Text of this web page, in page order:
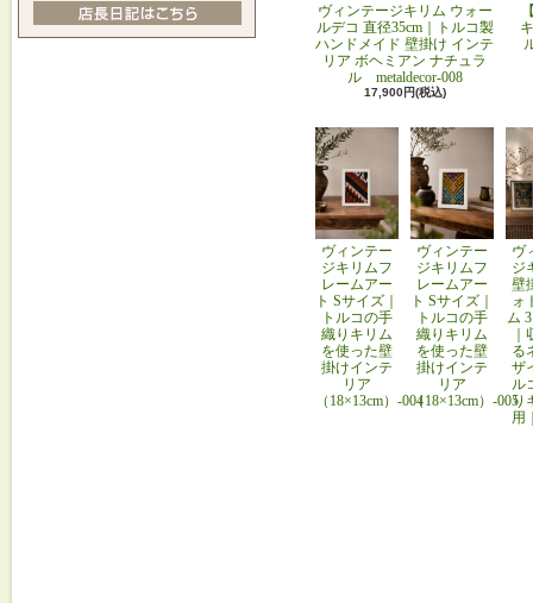
ヴィンテージキリム ウォー
ルデコ 直径35cm｜トルコ製
ハンドメイド 壁掛け インテ
リア ボヘミアン ナチュラ
ル metaldecor-008
17,900円(税込)
ヴィンテー
ジキリムフ
レームアー
ト Sサイズ｜
トルコの手
織りキリム
を使った壁
掛けインテ
リア
（18×13cm）-004
ヴィンテー
ジキリムフ
レームアー
ト Sサイズ｜
トルコの手
織りキリム
を使った壁
掛けインテ
リア
（18×13cm）-005
ヴ
ジ
壁
ォ
ム
る
ザ
ル
り
用